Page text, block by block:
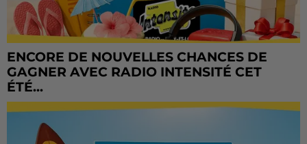
ENCORE DE NOUVELLES CHANCES DE
GAGNER AVEC RADIO INTENSITÉ CET
ÉTÉ...